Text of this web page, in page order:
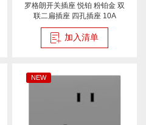
罗格朗开关插座 悦铂 粉铂金 双
联二扁插座 四孔插座 10A
加入清单
NEW